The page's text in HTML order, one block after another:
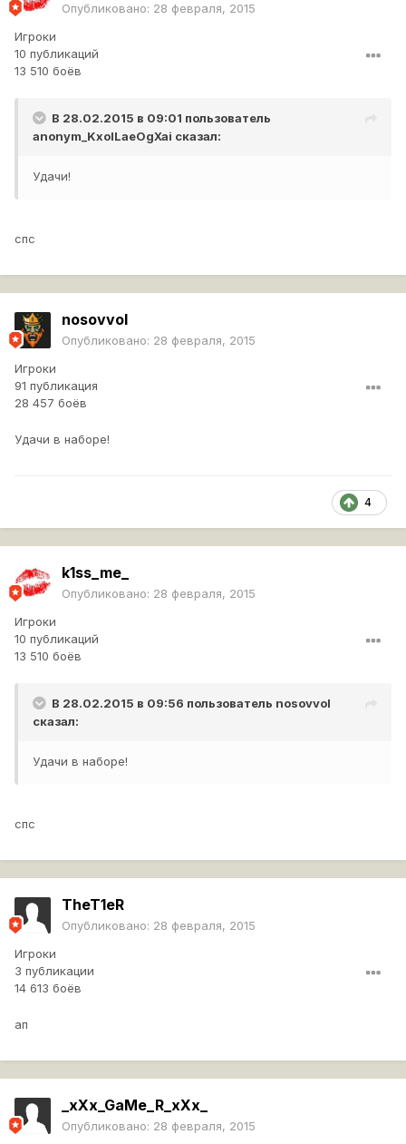
Опубликовано: 28 февраля, 2015
Игроки
10 публикаций
13 510 боёв
В 28.02.2015 в 09:01 пользователь
anonym_KxoILaeOgXai сказал:
Удачи!
спс
nosovvol
Опубликовано: 28 февраля, 2015
Игроки
91 публикация
28 457 боёв
Удачи в наборе!
4
k1ss_me_
Опубликовано: 28 февраля, 2015
Игроки
10 публикаций
13 510 боёв
В 28.02.2015 в 09:56 пользователь nosovvol
сказал:
Удачи в наборе!
спс
TheT1eR
Опубликовано: 28 февраля, 2015
Игроки
3 публикации
14 613 боёв
ап
_xXx_GaMe_R_xXx_
Опубликовано: 28 февраля, 2015